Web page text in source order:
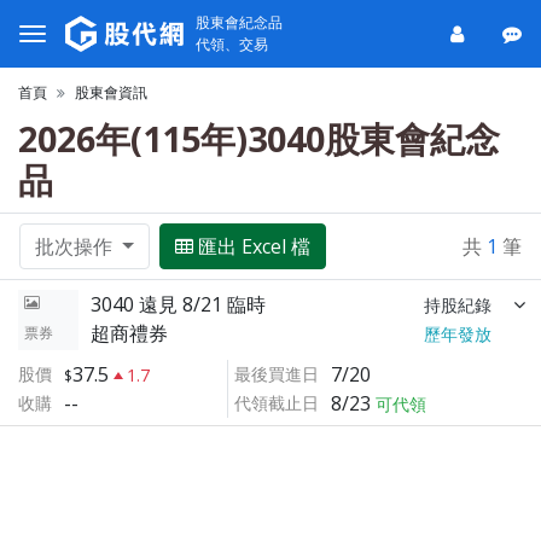
股東會紀念品
代領、交易
首頁 股東會資訊
2026年(115年)3040股東會紀念
品
批次操作 匯出 Excel 檔 共 1 筆
票券
3040 遠見 8/21 臨時 持股紀錄
超商禮券
歷年發放
股價
37.5
1.7
收購 --
最後買進日 7/20
代領截止日 8/23可代領